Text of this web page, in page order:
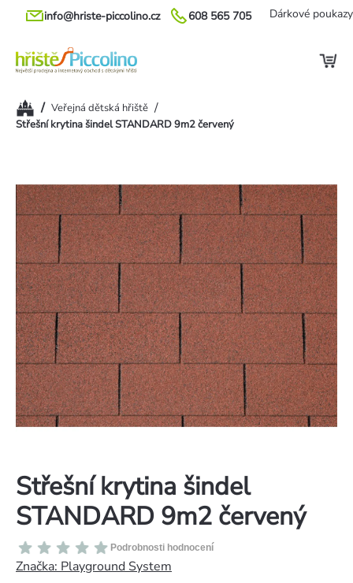
Přejít
608 565 705
info@hriste-piccolino.cz Dárkové poukazy
Domů/ Veřejná dětská hřiště /
Střešní krytina šindel STANDARD 9m2 červený
Střešní krytina šindel
STANDARD 9m2 červený
Průměrné
hodnocení
Podrobnosti hodnocení
Značka: Playground System